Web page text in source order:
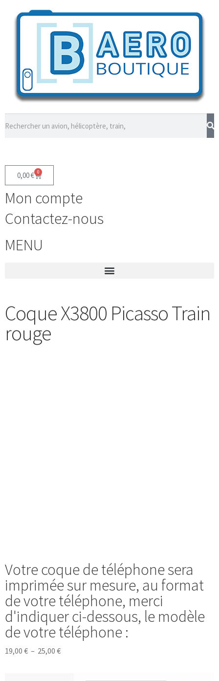
0,00€ 0
Mon compte
Contactez-nous
MENU
Coque X3800 Picasso Train
rouge
Votre coque de téléphone sera
imprimée sur mesure, au format
de votre téléphone, merci
d'indiquer ci-dessous, le modèle
de votre téléphone :
19,00 € – 25,00 €